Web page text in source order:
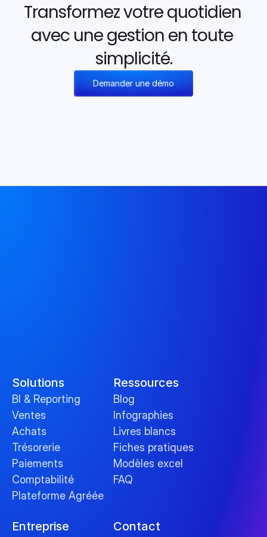
Transformez votre quotidien
avec une gestion en toute
simplicité.
Demander une démo
Solutions
BI & Reporting
Ventes
Achats
Trésorerie
Paiements
Comptabilité
Plateforme Agréée
Ressources
Blog
Infographies
Livres blancs
Fiches pratiques
Modèles excel
FAQ
Entreprise Contact